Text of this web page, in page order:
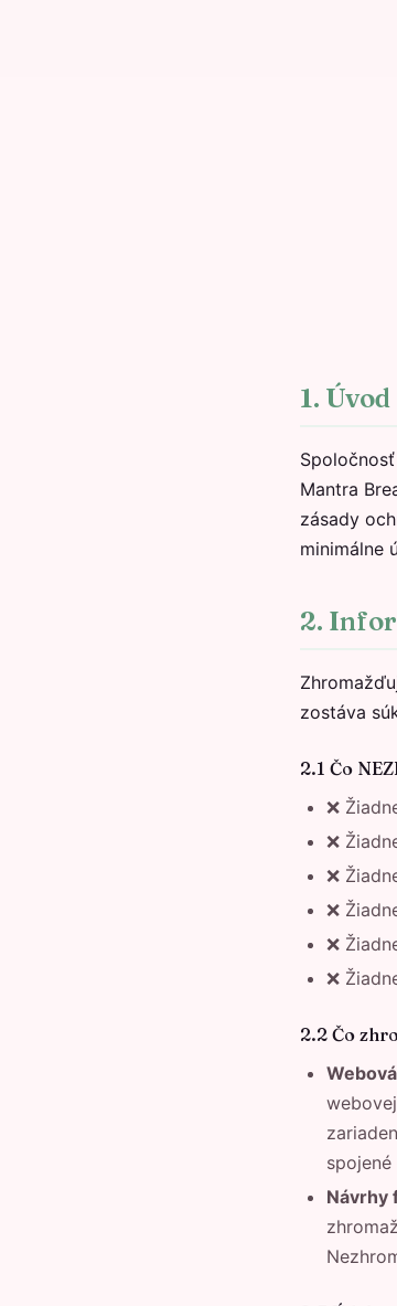
1. Úvod
Mantra
zásady
minimálne
2.
zostáva
2.1 Čo
❌
❌
❌
❌
❌
❌
2.2 Čo
Návrhy